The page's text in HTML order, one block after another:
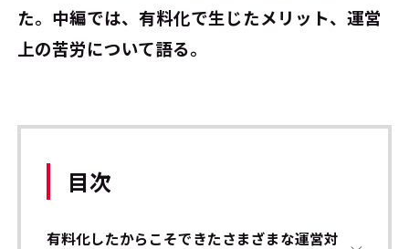
た。中編では、有料化で生じたメリット、運営
上の苦労について語る。
目次
有料化したからこそできたさまざまな運営対